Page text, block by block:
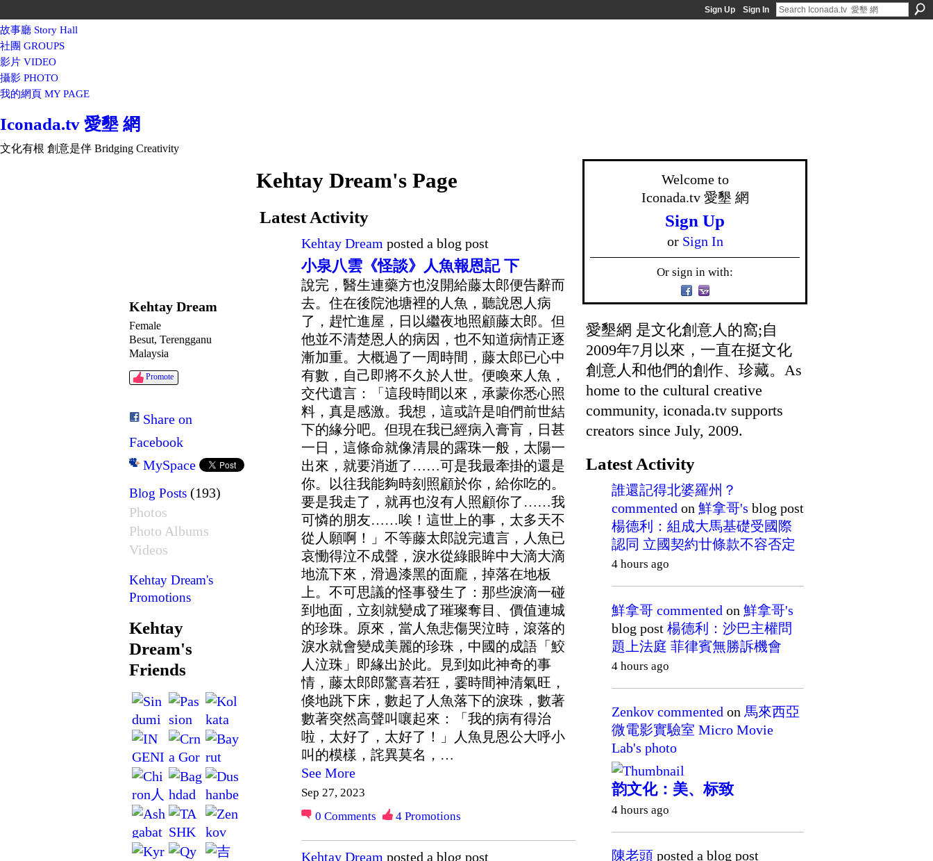
Sign Up Sign In
故事廳 Story Hall
社團 GROUPS
影片 VIDEO
攝影 PHOTO
我的網頁 MY PAGE
Iconada.tv 愛墾 網
文化有根 創意是伴 Bridging Creativity
Kehtay Dream
Female
Besut, Terengganu
Malaysia
Promote
Share on
Facebook
MySpace
Blog Posts (193)
Photos
Photo Albums
Videos
Kehtay Dream's
Promotions
Kehtay
Dream's
Friends
Kehtay Dream's Page
Latest Activity
Kehtay Dream posted a blog post
小泉八雲《怪談》人魚報恩記 下
說完，醫生連藥方也沒開給藤太郎便告辭而
去。住在後院池塘裡的人魚，聽說恩人病
了，趕忙進屋，日以繼夜地照顧藤太郎。但
他並不清楚恩人的病因，也不知道病情正逐
漸加重。大概過了一周時間，藤太郎已心中
有數，自己即將不久於人世。便喚來人魚，
交代遺言：「這段時間以來，承蒙你悉心照
料，真是感激。我想，這或許是咱們前世結
下的緣分吧。但現在我已經病入膏肓，日甚
一日，這條命就像清晨的露珠一般，太陽一
出來，就要消逝了……可是我最牽掛的還是
你。以往我能夠時刻照顧於你，給你吃的。
要是我走了，就再也沒有人照顧你了……我
可憐的朋友……唉！這世上的事，太多天不
從人願啊！」不等藤太郎說完遺言，人魚已
哀慟得泣不成聲，淚水從綠眼眸中大滴大滴
地流下來，滑過漆黑的面龐，掉落在地板
上。不可思議的怪事發生了：那些淚滴一碰
到地面，立刻就變成了璀璨奪目、價值連城
的珍珠。原來，當人魚悲傷哭泣時，滾落的
淚水就會變成美麗的珍珠，中國的成語「鮫
人泣珠」即緣出於此。見到如此神奇的事
情，藤太郎郎驚喜若狂，霎時間神清氣旺，
倏地跳下床，數起了人魚落下的淚珠，數著
數著突然高聲叫嚷起來：「我的病有得治
啦，太好了，太好了！」人魚見恩公大呼小
叫的模樣，詫異莫名，…
See More
Sep 27, 2023
0 Comments 4 Promotions
Kehtay Dream posted a blog post
Welcome to
Iconada.tv 愛墾 網
Sign Up
or Sign In
Or sign in with:
愛墾網 是文化創意人的窩;自
2009年7月以來，一直在挺文化
創意人和他們的創作、珍藏。As
home to the cultural creative
community, iconada.tv supports
creators since July, 2009.
Latest Activity
誰還記得北婆羅州？
commented on 鮮拿哥's blog post
楊德利：組成大馬基礎受國際
認同 立國契約廿條款不容否定
4 hours ago
鮮拿哥 commented on 鮮拿哥's
blog post 楊德利：沙巴主權問
題上法庭 菲律賓無勝訴機會
4 hours ago
Zenkov commented on 馬來西亞
微電影實驗室 Micro Movie
Lab's photo
韵文化：美、标致
4 hours ago
陳老頭 posted a blog post